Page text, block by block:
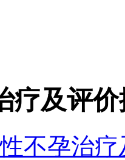
疗及评
不孕治